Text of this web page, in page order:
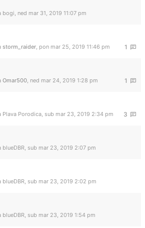
bogi, ned mar 31, 2019 11:07 pm
1
storm_raider, pon mar 25, 2019 11:46 pm
1
Omar500, ned mar 24, 2019 1:28 pm
3
Plava Porodica, sub mar 23, 2019 2:34 pm
blueDBR, sub mar 23, 2019 2:07 pm
blueDBR, sub mar 23, 2019 2:02 pm
blueDBR, sub mar 23, 2019 1:54 pm